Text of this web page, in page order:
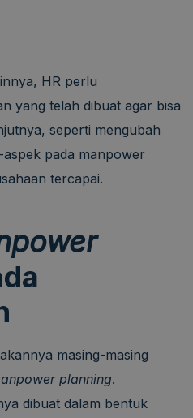
HR perlu
yang telah dibuat agar bisa
seperti mengubah
pada manpower
tercapai.
masing-masing
planning.
dibuat dalam bentuk